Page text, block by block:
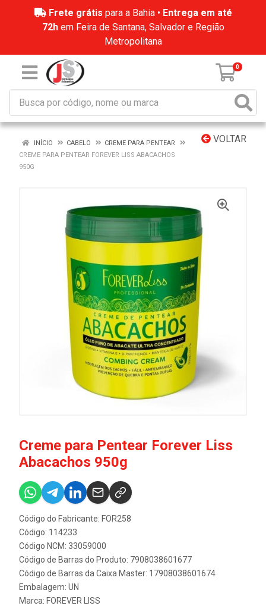
Frete grátis para a Bahia • Entrega em até
72hem Feira de Santana, Salvador e Região
Metropolitana
0
VOLTAR
INÍCIO CABELO
CREME PARA PENTEAR
CREME PARA PENTEAR FOREVER LISS ABACACHOS
950G
Creme para Pentear Forever Liss
Abacachos 950g
Código do Fabricante: FOR258
Código: 114233
Código NCM: 33059000
Código de Barras do Produto: 7908038601677
Código de Barras da Caixa Master: 17908038601674
Embalagem: UN
Marca: FOREVER LISS